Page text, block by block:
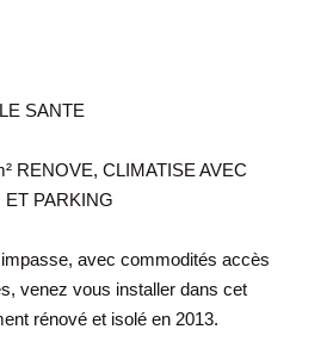
SANTE
RENOVE, CLIMATISE AVEC
PARKING
avec commodités accès
venez vous installer dans cet
rénové et isolé en 2013.